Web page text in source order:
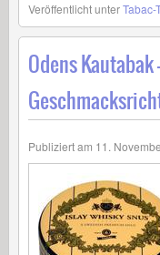
Veröffentlicht unterTabac-
Odens Kautabak
Publiziert am 11.